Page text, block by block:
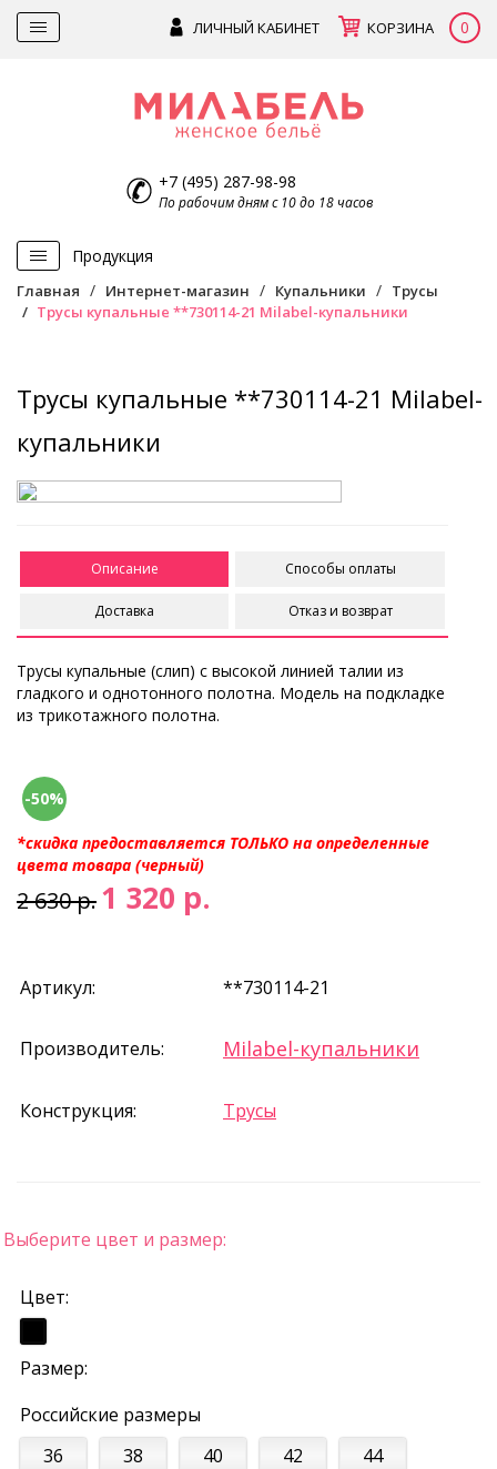
ЛИЧНЫЙ КАБИНЕТ КОРЗИНА 0
+7 (495) 287-98-98
По рабочим дням с 10 до 18 часов
Продукция
Главная Интернет-магазин Купальники
Трусы
Трусы купальные **730114-21 Milabel-купальники
Трусы купальные **730114-21 Milabel-
купальники
Описание Способы оплаты
Доставка Отказ и возврат
Трусы купальные (слип) с высокой линией талии из
гладкого и однотонного полотна. Модель на подкладке
из трикотажного полотна.
-50%
*скидка предоставляется ТОЛЬКО на определенные
цвета товара (черный)
2 630 р.1 320 р.
Артикул: **730114-21
Производитель: Milabel-купальники
Конструкция: Трусы
Выберите цвет и размер:
Цвет:
Размер:
Российские размеры
36
38 40 42 44